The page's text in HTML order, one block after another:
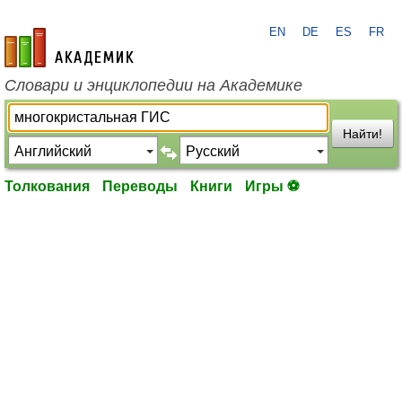
academic.ru
EN DE ES FR
Словари и энциклопедии на Академике
Найти!
Толкования Переводы Книги Игры ⚽